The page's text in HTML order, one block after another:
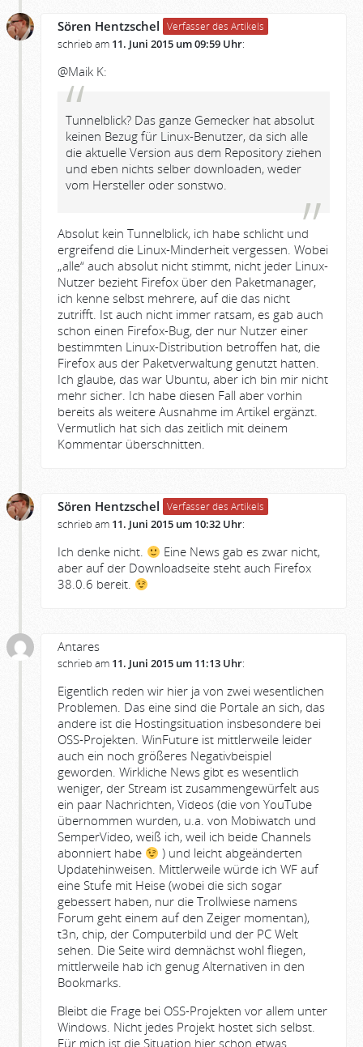
Sören Hentzschel Verfasser des Artikels
schrieb am 11. Juni 2015 um 09:59 Uhr:
@Maik K:
Tunnelblick? Das ganze Gemecker hat absolut
keinen Bezug für Linux-Benutzer, da sich alle
die aktuelle Version aus dem Repository ziehen
und eben nichts selber downloaden, weder
vom Hersteller oder sonstwo.
Absolut kein Tunnelblick, ich habe schlicht und
ergreifend die Linux-Minderheit vergessen. Wobei
„alle“ auch absolut nicht stimmt, nicht jeder Linux-
Nutzer bezieht Firefox über den Paketmanager,
ich kenne selbst mehrere, auf die das nicht
zutrifft. Ist auch nicht immer ratsam, es gab auch
schon einen Firefox-Bug, der nur Nutzer einer
bestimmten Linux-Distribution betroffen hat, die
Firefox aus der Paketverwaltung genutzt hatten.
Ich glaube, das war Ubuntu, aber ich bin mir nicht
mehr sicher. Ich habe diesen Fall aber vorhin
bereits als weitere Ausnahme im Artikel ergänzt.
Vermutlich hat sich das zeitlich mit deinem
Kommentar überschnitten.
Sören Hentzschel Verfasser des Artikels
schrieb am 11. Juni 2015 um 10:32 Uhr:
Ich denke nicht.
Eine News gab es zwar nicht,
aber auf der Downloadseite steht auch Firefox
38.0.6 bereit.
Antares
schrieb am 11. Juni 2015 um 11:13 Uhr:
Eigentlich reden wir hier ja von zwei wesentlichen
Problemen. Das eine sind die Portale an sich, das
andere ist die Hostingsituation insbesondere bei
OSS-Projekten. WinFuture ist mittlerweile leider
auch ein noch größeres Negativbeispiel
geworden. Wirkliche News gibt es wesentlich
weniger, der Stream ist zusammengewürfelt aus
ein paar Nachrichten, Videos (die von YouTube
übernommen wurden, u.a. von Mobiwatch und
SemperVideo, weiß ich, weil ich beide Channels
abonniert habe
) und leicht abgeänderten
Updatehinweisen. Mittlerweile würde ich WF auf
eine Stufe mit Heise (wobei die sich sogar
gebessert haben, nur die Trollwiese namens
Forum geht einem auf den Zeiger momentan),
t3n, chip, der Computerbild und der PC Welt
sehen. Die Seite wird demnächst wohl fliegen,
mittlerweile hab ich genug Alternativen in den
Bookmarks.
Bleibt die Frage bei OSS-Projekten vor allem unter
Windows. Nicht jedes Projekt hostet sich selbst.
Für mich ist die Situation hier schon etwas